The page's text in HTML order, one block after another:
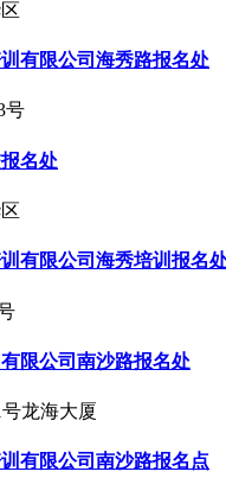
有限公司海秀路报名处
号
名处
有限公司海秀培训报名
限公司南沙路报名处
龙海大厦
有限公司南沙路报名点